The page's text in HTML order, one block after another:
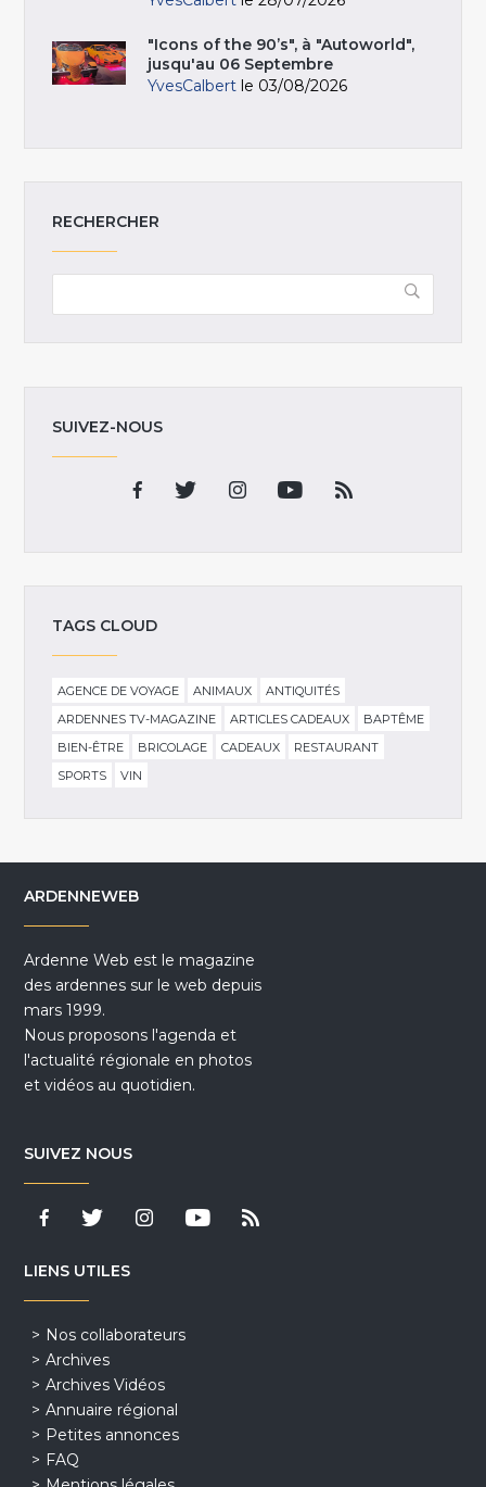
"Icons of the 90’s", à "Autoworld",
jusqu'au 06 Septembre
YvesCalbert le 03/08/2026
RECHERCHER
SUIVEZ-NOUS
TAGS CLOUD
AGENCE DE VOYAGE ANIMAUX
ANTIQUITÉS
ARDENNES TV-MAGAZINE
ARTICLES CADEAUX
BAPTÊME
BIEN-ÊTRE
BRICOLAGE CADEAUX
RESTAURANT
SPORTS
VIN
ARDENNEWEB
Ardenne Web est le magazine
des ardennes sur le web depuis
mars 1999.
Nous proposons l'agenda et
l'actualité régionale en photos
et vidéos au quotidien.
SUIVEZ NOUS
LIENS UTILES
Nos collaborateurs
Archives
Archives Vidéos
Annuaire régional
Petites annonces
FAQ